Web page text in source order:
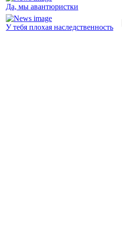
Да, мы авантюристки
У тебя плохая наследственность